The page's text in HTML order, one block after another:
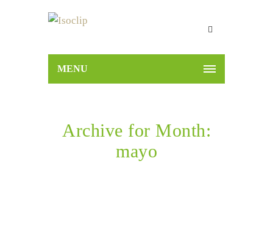
MENU
Archive for Month:
mayo